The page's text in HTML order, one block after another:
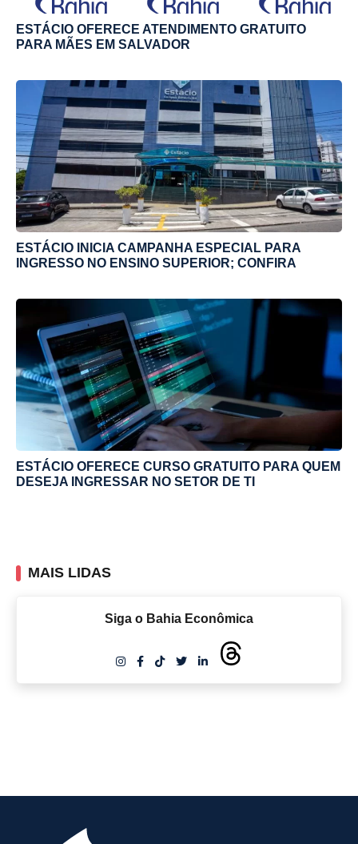
ESTÁCIO OFERECE ATENDIMENTO GRATUITO
PARA MÃES EM SALVADOR
ESTÁCIO INICIA CAMPANHA ESPECIAL PARA
INGRESSO NO ENSINO SUPERIOR; CONFIRA
ESTÁCIO OFERECE CURSO GRATUITO PARA QUEM
DESEJA INGRESSAR NO SETOR DE TI
MAIS LIDAS
Siga o Bahia Econômica